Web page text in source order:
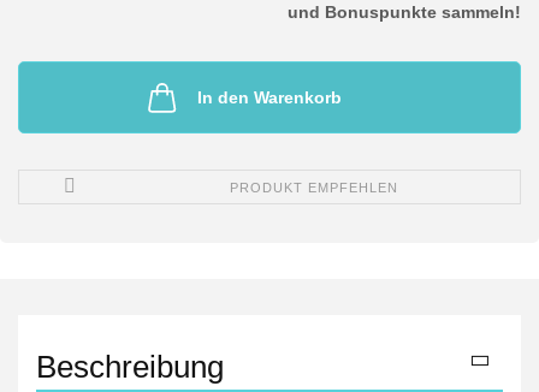
und Bonuspunkte sammeln!
In den Warenkorb
PRODUKT EMPFEHLEN
Beschreibung